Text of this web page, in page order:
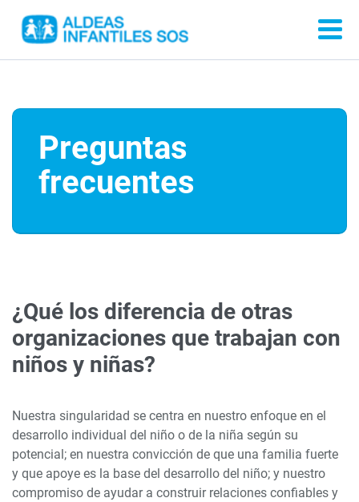
Preguntas
frecuentes
¿Qué los diferencia de otras
organizaciones que trabajan con
niños y niñas?
Nuestra singularidad se centra en nuestro enfoque en el
desarrollo individual del niño o de la niña según su
potencial; en nuestra convicción de que una familia fuerte
y que apoye es la base del desarrollo del niño; y nuestro
compromiso de ayudar a construir relaciones confiables y